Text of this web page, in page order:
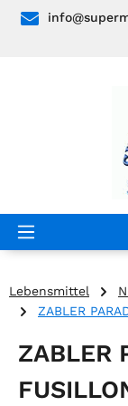
Zum Hauptinhalt
Lebensmittel
ZABLER
ZABLER